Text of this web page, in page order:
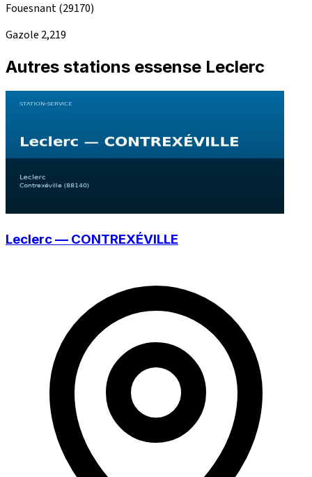
Fouesnant(29170)
Gazole 2,219
Autres stations essense Leclerc
Leclerc — CONTREXÉVILLE